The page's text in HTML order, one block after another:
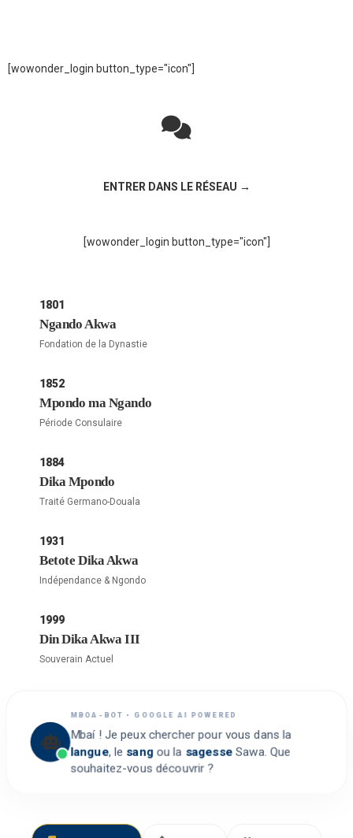
[wowonder_login button_type="icon"]
ENTRER DANS LE RÉSEAU →
[wowonder_login button_type="icon"]
1801
Ngando Akwa
Fondation de la Dynastie
1852
Mpondo ma Ngando
Période Consulaire
1884
Dika Mpondo
Traité Germano-Douala
1931
Betote Dika Akwa
Indépendance & Ngondo
1999
Din Dika Akwa III
Souverain Actuel
MBOA-BOT • GOOGLE AI POWERED
Mbaí ! Je peux chercher pour vous dans la
langue, le sangou la sagesse Sawa. Que
souhaitez-vous découvrir ?